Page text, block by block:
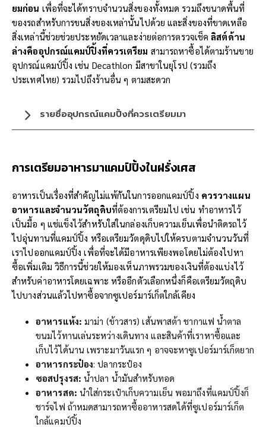
ยมก่อน เพื่อที่จะได้ทราบจำนวนสิ่งของทั้งหมด รวมถึงขนาดพื้นที่
ของรถสำหรับการขนสิ่งของเหล่านั้นไปด้วย และสิ่งของที่ขาดเหลือ
สิ่งเหล่านี้ช่วยช่วยประหยัดเวลาและง่ายต่อการตรวจเช็ค ลิสต์ด้าน
ล่างคืออุปกรณ์แคมป์ปิ้งที่ควรเตรียม สามารถหาซื้อได้ตามร้านขาย
อุปกรณ์แคมป์ปิ้ง เช่น Decathlon มีสาขาในยุโรป (รวมถึง
ประเทศไทย) รวมไปถึงร้านอื่น ๆ ตามสะดวก
รายชื่ออุปกรณ์แคมปิ้งที่ควรเตรียมมา
การเตรียมอาหารมาแคมป์ปิ้งในฝรั่งเศส
อาหารเป็นเรื่องที่สำคัญไม่แพ้กันในการออกแคมป์ปิ้ง ควรวางแผน
อาหารและจำนวนวัตถุดิบที่ต้องการเตรียมไป เช่น ทำอาหารไว้
เป็นมื้อ ๆ แช่แข็งไว้สำหรับใส่ในกล่องเก็บความเย็นเพื่อนำติดรถไว้
ไปอุ่นทานที่แคมป์ปิ้ง หรือเตรียมวัตดุดิบไปให้ครบตามจำนวนวันที่
เราไปออกแคมป์ปิ้ง เพื่อที่จะได้มีอาหารเพียงพอโดยไม่ต้องไปหา
ซื้อเพิ่มเติม วิธีการนี้ช่วยให้มองเห็นภาพรวมของเงินที่ต้องแบ่งไว้
สำหรับค่าอาหารโดยเฉพาะ หรืออีกตัวเลือกหนึ่งก็คือเตรียมวัตถุดิบ
ไปบางส่วนแล้วไปหาซื้อจากซูเปอร์มาร์เก็ตใกล้เคียง
อาหารแห้ง: มาม่า (ข้าวสาร) เส้นพาสต้า ชากาแฟ น้ำตาล
ขนมไว้ทานเล่นระหว่างเดินทาง และสินค้าที่เราหาซื้อและ
เก็บไว้ได้นาน เพราะมาวันแรก ๆ อาจจะหาซูเปอร์มาร์เก็ตยาก
อาหารกระป๋อง: ปลากระป๋อง
ซอสปรุงรส:น้ำปลา น้ำมันสำหรับทอด
อาหารสด: นำใส่กระเป๋าเก็บความเย็น พอมาถึงที่แคมป์ปิ้งก็
ชาร์จไฟ ถ้าหมดสามารถหาซื้ออาหารสดได้ที่ซูเปอร์มาร์เก็ต
ใกล้แคมป์ปิ้ง